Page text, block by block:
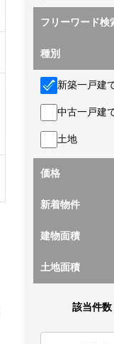
フリーワード検
種別
新築一戸建
中古一戸建
土地
価格
新着物件
建物面積
土地面積
該当件数